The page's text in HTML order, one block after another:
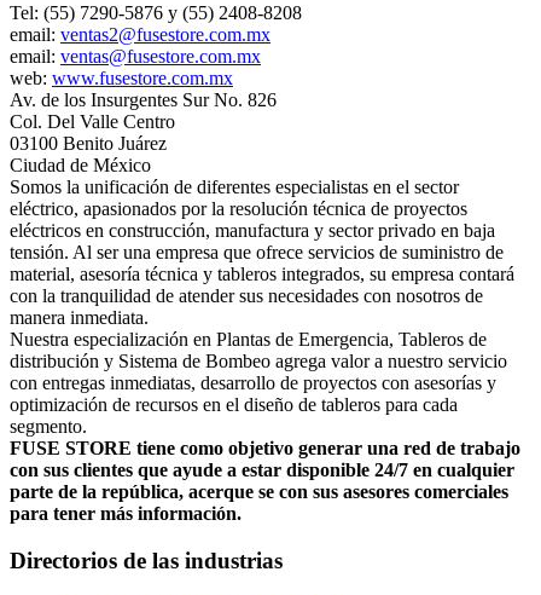
Tel: (55) 7290-5876 y (55) 2408-8208
email: ventas2@fusestore.com.mx
email: ventas@fusestore.com.mx
web: www.fusestore.com.mx
Av. de los Insurgentes Sur No. 826
Col. Del Valle Centro
03100 Benito Juárez
Ciudad de México
Somos la unificación de diferentes especialistas en el sector
eléctrico, apasionados por la resolución técnica de proyectos
eléctricos en construcción, manufactura y sector privado en baja
tensión. Al ser una empresa que ofrece servicios de suministro de
material, asesoría técnica y tableros integrados, su empresa contará
con la tranquilidad de atender sus necesidades con nosotros de
manera inmediata.
Nuestra especialización en Plantas de Emergencia, Tableros de
distribución y Sistema de Bombeo agrega valor a nuestro servicio
con entregas inmediatas, desarrollo de proyectos con asesorías y
optimización de recursos en el diseño de tableros para cada
segmento.
FUSE STORE tiene como objetivo generar una red de trabajo
con sus clientes que ayude a estar disponible 24/7 en cualquier
parte de la república, acerque se con sus asesores comerciales
para tener más información.
Directorios de las industrias